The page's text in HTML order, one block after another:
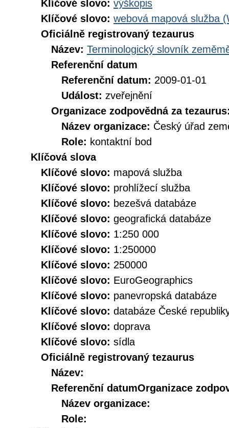
Klíčové slovo: výškopis
Klíčové slovo: webová mapová služba
Oficiálně registrovaný tezaurus
Název: Terminologický slovník
Referenční datum
Referenční datum: 2009-01-01
Událost: zveřejnění
Organizace zodpovědná za
Název organizace: Český úřad
Role: kontaktní bod
Klíčová slova
Klíčové slovo: mapová služba
Klíčové slovo: prohlížecí služba
Klíčové slovo: bezešvá databáze
Klíčové slovo: geografická databáze
Klíčové slovo: 1:250 000
Klíčové slovo: 1:250000
Klíčové slovo: 250000
Klíčové slovo: EuroGeographics
Klíčové slovo: panevropská databáze
Klíčové slovo: databáze České
Klíčové slovo: doprava
Klíčové slovo: sídla
Oficiálně registrovaný tezaurus
Název:
Referenční datumOrganizace
Název organizace:
Role: